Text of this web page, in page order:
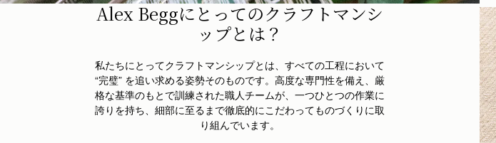
Alex Beggにとってのクラフトマンシ
ップとは？
私たちにとってクラフトマンシップとは、すべての工程において
“完璧” を追い求める姿勢そのものです。高度な専門性を備え、厳
格な基準のもとで訓練された職人チームが、一つひとつの作業に
誇りを持ち、細部に至るまで徹底的にこだわってものづくりに取
り組んでいます。